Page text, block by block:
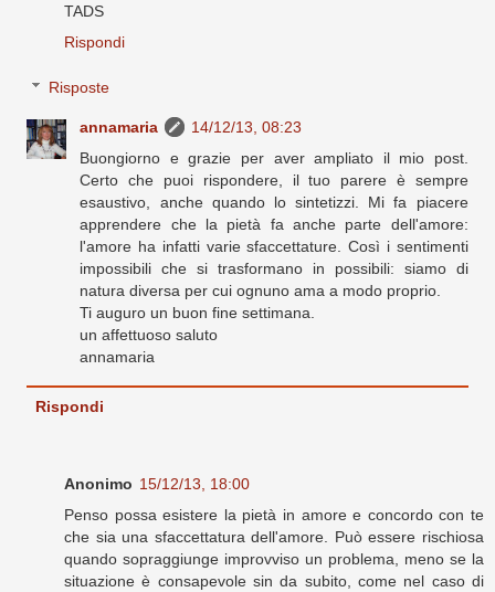
TADS
Rispondi
Risposte
annamaria
14/12/13, 08:23
Buongiorno e grazie per aver ampliato il mio post.
Certo che puoi rispondere, il tuo parere è sempre
esaustivo, anche quando lo sintetizzi. Mi fa piacere
apprendere che la pietà fa anche parte dell'amore:
l'amore ha infatti varie sfaccettature. Così i sentimenti
impossibili che si trasformano in possibili: siamo di
natura diversa per cui ognuno ama a modo proprio.
Ti auguro un buon fine settimana.
un affettuoso saluto
annamaria
Rispondi
Anonimo 15/12/13, 18:00
Penso possa esistere la pietà in amore e concordo con te
che sia una sfaccettatura dell'amore. Può essere rischiosa
quando sopraggiunge improvviso un problema, meno se la
situazione è consapevole sin da subito, come nel caso di